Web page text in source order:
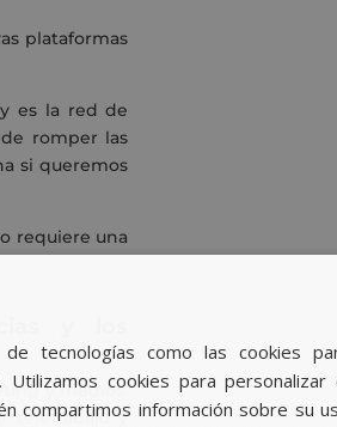
plataformas
es la red de
romper las
si queremos
requiere una
y los
y medios.
teletrabajo y
tecnologías como las cookies
cookies para personalizar
compartimos información sobre su